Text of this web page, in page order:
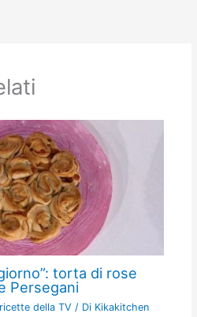
torta di rose
Persegani
della TV / Di Kikakitchen